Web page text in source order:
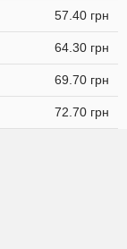
57.40 грн
64.30 грн
69.70 грн
72.70 грн